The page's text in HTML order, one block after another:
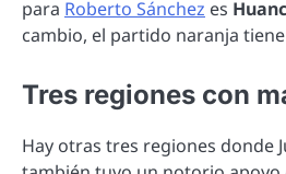
para Roberto Sánchez es
cambio, el partido naranja tiene
Tres regiones con
Hay otras tres regiones donde